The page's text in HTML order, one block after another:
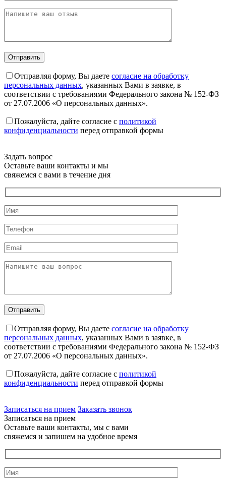
Отправляя форму, Вы даете согласие на обработку
персональных данных, указанных Вами в заявке, в
соответствии с требованиями Федерального закона № 152-ФЗ
от 27.07.2006 «О персональных данных».
Пожалуйста, дайте согласие c политикой
конфиденциальности перед отправкой формы
Задать вопрос
Оставьте ваши контакты и мы
свяжемся с вами в течение дня
Отправляя форму, Вы даете согласие на обработку
персональных данных, указанных Вами в заявке, в
соответствии с требованиями Федерального закона № 152-ФЗ
от 27.07.2006 «О персональных данных».
Пожалуйста, дайте согласие c политикой
конфиденциальности перед отправкой формы
Записаться на прием Заказать звонок
Записаться на прием
Оставьте ваши контакты, мы с вами
свяжемся и запишем на удобное время